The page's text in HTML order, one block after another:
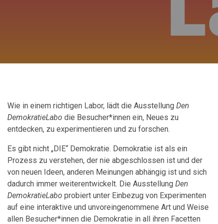
Wie in einem richtigen Labor, lädt die Ausstellung Den
DemokratieLabo die Besucher*innen ein, Neues zu
entdecken, zu experimentieren und zu forschen.
Es gibt nicht „DIE“ Demokratie. Demokratie ist als ein
Prozess zu verstehen, der nie abgeschlossen ist und der
von neuen Ideen, anderen Meinungen abhängig ist und sich
dadurch immer weiterentwickelt. Die Ausstellung Den
DemokratieLabo probiert unter Einbezug von Experimenten
auf eine interaktive und unvoreingenommene Art und Weise
allen Besucher*innen die Demokratie in all ihren Facetten